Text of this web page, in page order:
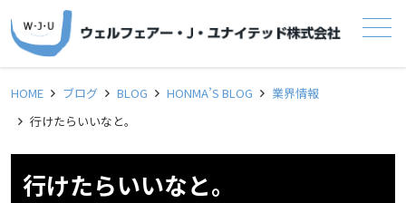
メニュー
HOME ブログ BLOG HONMA’S BLOG
業界情報
行けたらいいなと。
行けたらいいなと。